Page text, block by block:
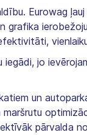
Eurowag
grafika
jo
un
pārvalda